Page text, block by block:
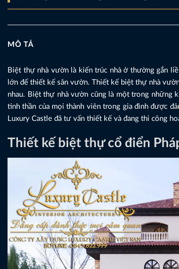
MÔ TẢ
Biệt thự nhà vườn là kiến trúc nhà ở thường gắn
lớn để thiết kế sân vườn. Thiết kế biệt thự nhà
nhau. Biệt thự nhà vườn cũng là một trong những
tinh thần của mọi thành viên trong gia đình được
Luxury Castle đã tư vấn thiết kế và đang thi công
Thiết kế biệt thự cổ điển